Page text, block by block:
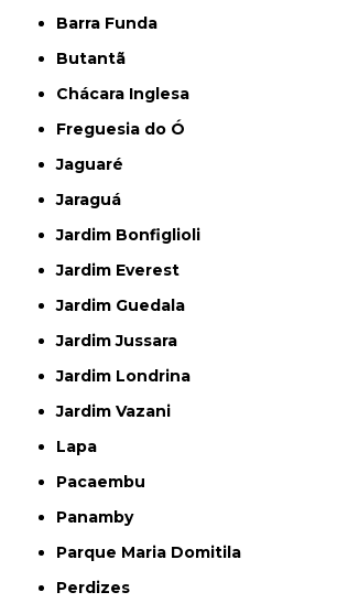
Barra Funda
Butantã
Chácara Inglesa
Freguesia do Ó
Jaguaré
Jaraguá
Jardim Bonfiglioli
Jardim Everest
Jardim Guedala
Jardim Jussara
Jardim Londrina
Jardim Vazani
Lapa
Pacaembu
Panamby
Parque Maria Domitila
Perdizes